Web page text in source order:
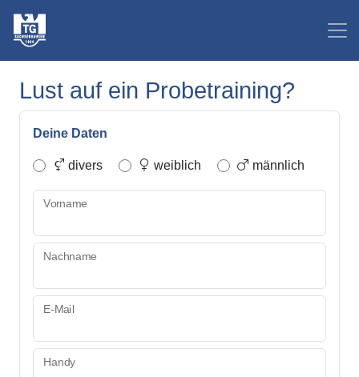
Lust auf ein Probetraining?
Deine Daten
divers weiblich männlich
Vorname
Nachname
E-Mail
Handy